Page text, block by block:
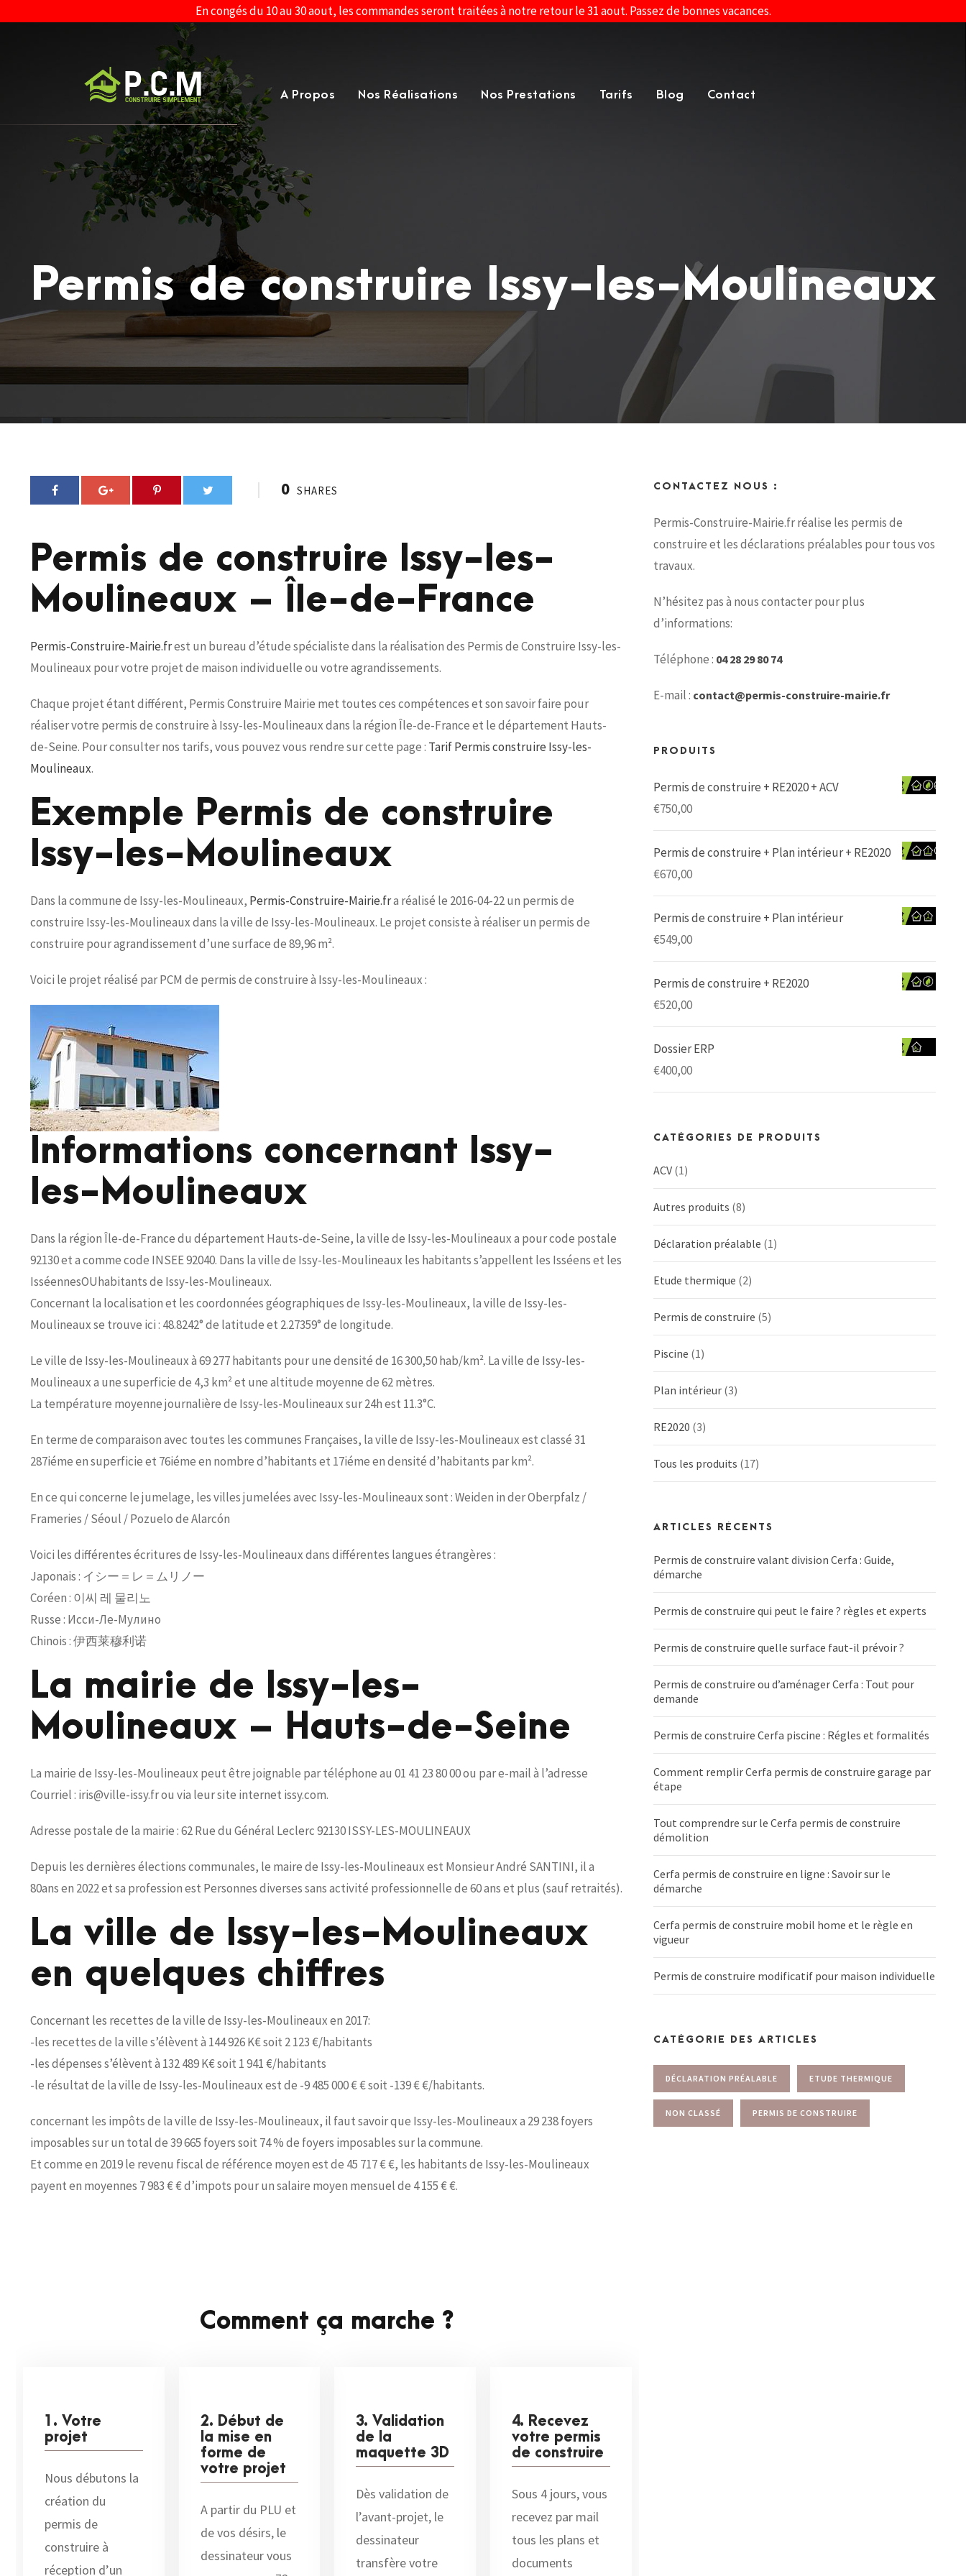
En congés du 10 au 30 aout, les commandes seront traitées à notre retour le 31 aout. Passez de bonnes vacances.
A Propos Nos Réalisations Nos Prestations Tarifs Blog Contact
Permis de construire Issy-les-Moulineaux
0 SHARES
Permis de construire Issy-les-
Moulineaux – Île-de-France
Permis-Construire-Mairie.frest un bureau d’étude spécialiste dans la réalisation des Permis de Construire Issy-les-
Moulineaux pour votre projet de maison individuelle ou votre agrandissements.
Chaque projet étant différent, Permis Construire Mairie met toutes ces compétences et son savoir faire pour
réaliser votre permis de construire à Issy-les-Moulineaux dans la région Île-de-France et le département Hauts-
de-Seine. Pour consulter nos tarifs, vous pouvez vous rendre sur cette page : Tarif Permis construire Issy-les-
Moulineaux.
Exemple Permis de construire
Issy-les-Moulineaux
Dans la commune de Issy-les-Moulineaux, Permis-Construire-Mairie.fra réalisé le 2016-04-22 un permis de
construire Issy-les-Moulineaux dans la ville de Issy-les-Moulineaux. Le projet consiste à réaliser un permis de
construire pour agrandissement d’une surface de 89,96 m².
Voici le projet réalisé par PCM de permis de construire à Issy-les-Moulineaux :
Informations concernant Issy-
les-Moulineaux
Dans la région Île-de-France du département Hauts-de-Seine, la ville de Issy-les-Moulineaux a pour code postale
92130 et a comme code INSEE 92040. Dans la ville de Issy-les-Moulineaux les habitants s’appellent les Isséens et les
IsséennesOUhabitants de Issy-les-Moulineaux.
Concernant la localisation et les coordonnées géographiques de Issy-les-Moulineaux, la ville de Issy-les-
Moulineaux se trouve ici : 48.8242° de latitude et 2.27359° de longitude.
Le ville de Issy-les-Moulineaux à 69 277 habitants pour une densité de 16 300,50 hab/km². La ville de Issy-les-
Moulineaux a une superficie de 4,3 km² et une altitude moyenne de 62 mètres.
La température moyenne journalière de Issy-les-Moulineaux sur 24h est 11.3°C.
En terme de comparaison avec toutes les communes Françaises, la ville de Issy-les-Moulineaux est classé 31
287iéme en superficie et 76iéme en nombre d’habitants et 17iéme en densité d’habitants par km².
En ce qui concerne le jumelage, les villes jumelées avec Issy-les-Moulineaux sont : Weiden in der Oberpfalz /
Frameries / Séoul / Pozuelo de Alarcón
Voici les différentes écritures de Issy-les-Moulineaux dans différentes langues étrangères :
Japonais : イシー＝レ＝ムリノー
Coréen : 이씨 레 물리노
Russe : Исси-Ле-Мулино
Chinois : 伊西莱穆利诺
La mairie de Issy-les-
Moulineaux – Hauts-de-Seine
La mairie de Issy-les-Moulineaux peut être joignable par téléphone au 01 41 23 80 00 ou par e-mail à l’adresse
Courriel : iris@ville-issy.fr ou via leur site internet issy.com.
Adresse postale de la mairie : 62 Rue du Général Leclerc 92130 ISSY-LES-MOULINEAUX
Depuis les dernières élections communales, le maire de Issy-les-Moulineaux est Monsieur André SANTINI, il a
80ans en 2022 et sa profession est Personnes diverses sans activité professionnelle de 60 ans et plus (sauf retraités).
La ville de Issy-les-Moulineaux
en quelques chiffres
Concernant les recettes de la ville de Issy-les-Moulineaux en 2017:
-les recettes de la ville s’élèvent à 144 926 K€ soit 2 123 €/habitants
-les dépenses s’élèvent à 132 489 K€ soit 1 941 €/habitants
-le résultat de la ville de Issy-les-Moulineaux est de -9 485 000 € € soit -139 € €/habitants.
concernant les impôts de la ville de Issy-les-Moulineaux, il faut savoir que Issy-les-Moulineaux a 29 238 foyers
imposables sur un total de 39 665 foyers soit 74 % de foyers imposables sur la commune.
Et comme en 2019 le revenu fiscal de référence moyen est de 45 717 € €, les habitants de Issy-les-Moulineaux
payent en moyennes 7 983 € € d’impots pour un salaire moyen mensuel de 4 155 € €.
Comment ça marche ?
1. Votre
projet
Nous débutons la
création du
permis de
construire à
réception d’un
2. Début de
la mise en
forme de
votre projet
A partir du PLU et
de vos désirs, le
dessinateur vous
3. Validation
de la
maquette 3D
Dès validation de
l’avant-projet, le
dessinateur
transfère votre
4. Recevez
votre permis
de construire
Sous 4 jours, vous
recevez par mail
tous les plans et
documents
CONTACTEZ NOUS :
Permis-Construire-Mairie.fr réalise les permis de
construire et les déclarations préalables pour tous vos
travaux.
N’hésitez pas à nous contacter pour plus
d’informations:
Téléphone : 04 28 29 80 74
E-mail : contact@permis-construire-mairie.fr
PRODUITS
Permis de construire + RE2020 + ACV
€750,00
Permis de construire + Plan intérieur + RE2020
€670,00
Permis de construire + Plan intérieur
€549,00
Permis de construire + RE2020
€520,00
Dossier ERP
€400,00
CATÉGORIES DE PRODUITS
ACV (1)
Autres produits (8)
Déclaration préalable (1)
Etude thermique (2)
Permis de construire (5)
Piscine (1)
Plan intérieur (3)
RE2020 (3)
Tous les produits (17)
ARTICLES RÉCENTS
Permis de construire valant division Cerfa : Guide,
démarche
Permis de construire qui peut le faire ? règles et experts
Permis de construire quelle surface faut-il prévoir ?
Permis de construire ou d’aménager Cerfa : Tout pour
demande
Permis de construire Cerfa piscine : Régles et formalités
Comment remplir Cerfa permis de construire garage par
étape
Tout comprendre sur le Cerfa permis de construire
démolition
Cerfa permis de construire en ligne : Savoir sur le
démarche
Cerfa permis de construire mobil home et le règle en
vigueur
Permis de construire modificatif pour maison individuelle
CATÉGORIE DES ARTICLES
DÉCLARATION PRÉALABLE ETUDE THERMIQUE
NON CLASSÉ PERMIS DE CONSTRUIRE